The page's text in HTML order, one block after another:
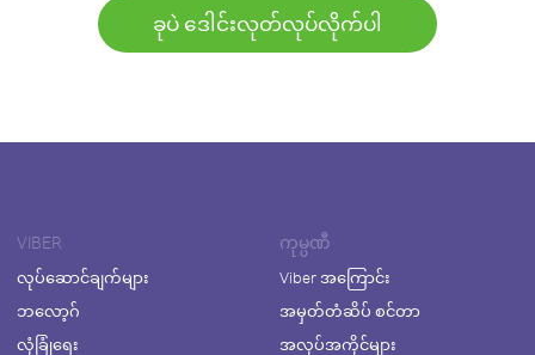
ခုပဲ ဒေါင်းလုတ်လုပ်လိုက်ပါ
VIBER
လုပ်ဆောင်ချက်များ
ဘလော့ဂ်
လုံခြုံရေး
ကုမ္ပဏီ
Viber အကြောင်း
အမှတ်တံဆိပ် စင်တာ
အလုပ်အကိုင်များ